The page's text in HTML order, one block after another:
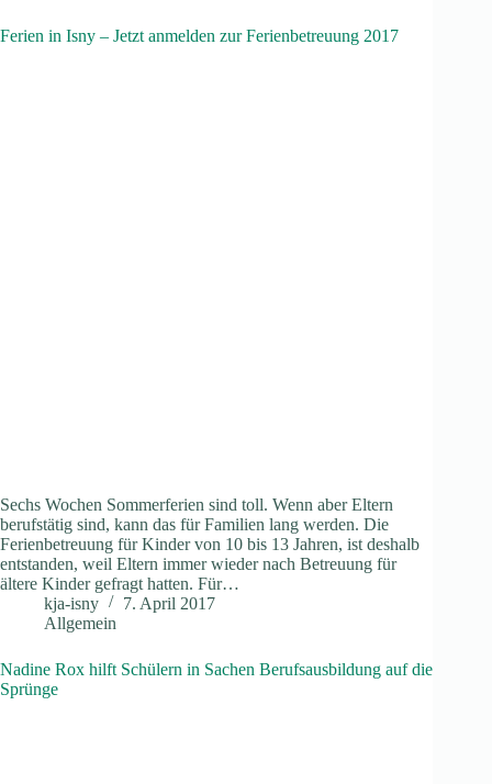
Ferien in Isny – Jetzt anmelden zur Ferienbetreuung 2017
Sechs Wochen Sommerferien sind toll. Wenn aber Eltern
berufstätig sind, kann das für Familien lang werden. Die
Ferienbetreuung für Kinder von 10 bis 13 Jahren, ist deshalb
entstanden, weil Eltern immer wieder nach Betreuung für
ältere Kinder gefragt hatten. Für…
kja-isny
7. April 2017
Allgemein
Nadine Rox hilft Schülern in Sachen Berufsausbildung auf die
Sprünge